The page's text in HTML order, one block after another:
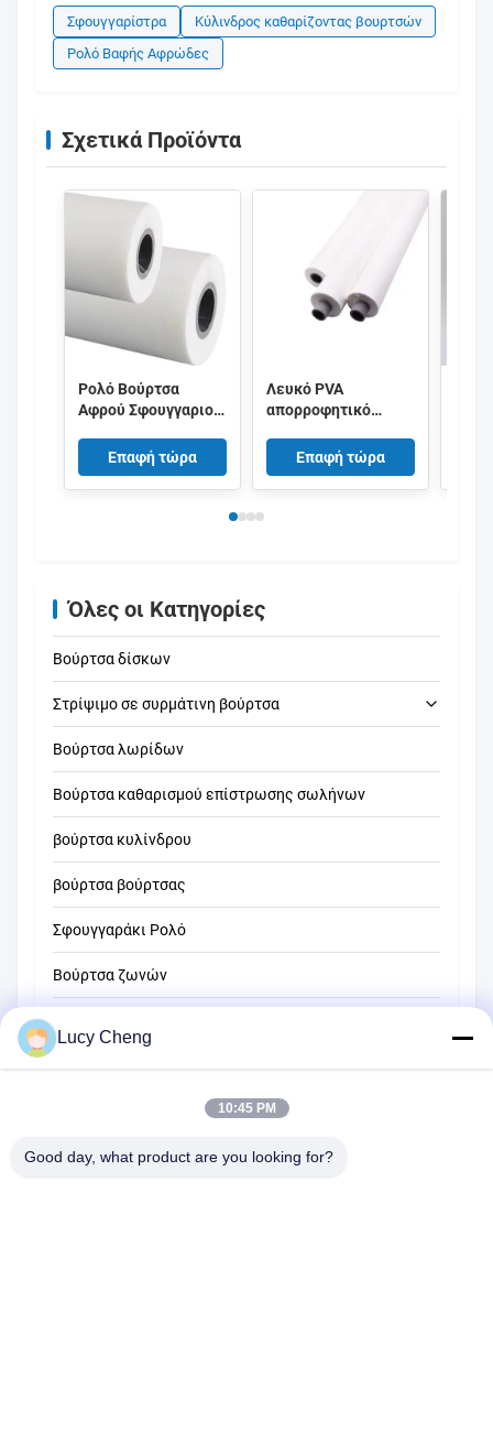
Σφουγγαρίστρα
Κύλινδρος καθαρίζοντας βουρτσών
Ρολό Βαφής Αφρώδες
Σχετικά Προϊόντα
Ρολό Βούρτσα
Αφρού Σφουγγαριού
Απορροφητικότητα
Για Καθαρισμό
Επιφανειών
Επαφή τώρα
Λευκό PVA
απορροφητικό
κυλίνδρος
40x800mm Για
μηχανή καθαρισμού
Επαφή τώρα
Όλες οι Κατηγορίες
Βούρτσα δίσκων
Στρίψιμο σε συρμάτινη βούρτσα
καθαρίζοντας βούρτσα σωλήνων
καθαρίζοντας βούρτσα αχύρου
Βούρτσα λωρίδων
Βούρτσα καθαρισμού επίστρωσης σωλήνων
βούρτσα κυλίνδρου
βούρτσα βούρτσας
Σφουγγαράκι Ρολό
Βούρτσα ζωνών
Βούρτσα σάρωσης
Βούρτσα για άκρες καλωδίων
Lucy Cheng
10:45 PM
Good day, what product are you looking for?